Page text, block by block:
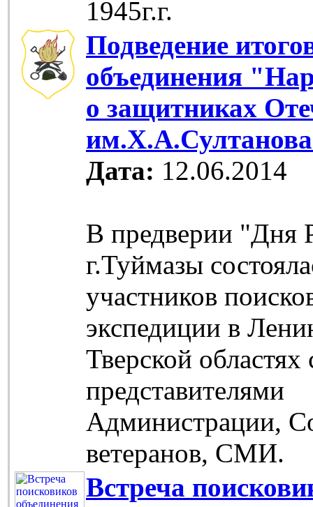
1945г.г.
Подведение
объединения
о защитниках
Дата: 12.06.2014
В предверии "Дня
г.Туймазы
участников
экспедиции в
Тверской областях
представителями
Администрации,
ветеранов, СМИ.
Встреча